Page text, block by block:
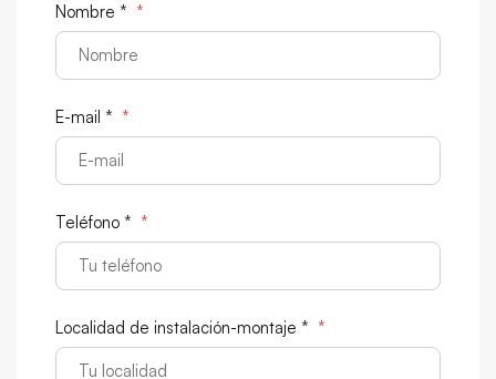
Nombre * *
E-mail * *
Teléfono * *
Localidad de instalación-montaje * *